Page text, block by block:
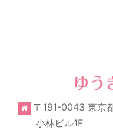
〒191-0043 東京
小林ビル1F